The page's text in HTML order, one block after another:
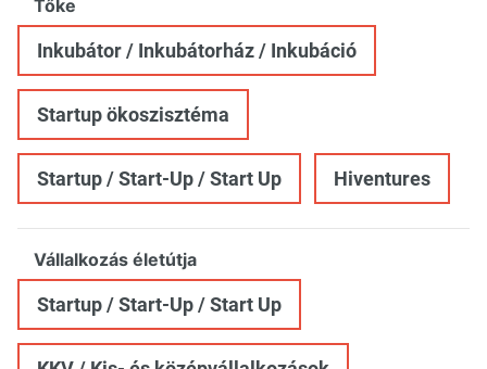
Tőke
Inkubátor / Inkubátorház / Inkubáció
Startup ökoszisztéma
Startup / Start-Up / Start Up Hiventures
Vállalkozás életútja
Startup / Start-Up / Start Up